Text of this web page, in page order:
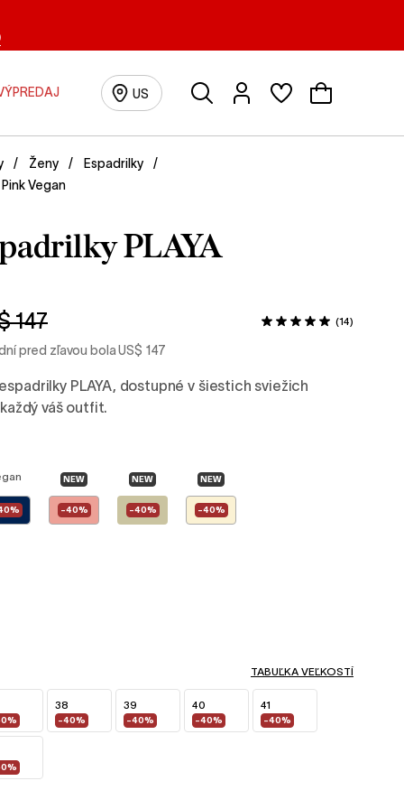
US VyhľadávaniePrihlásenie/Registrácia
Ženy
Espadrilky
Vegan
PLAYA
147 (14)
pred zľavou bola US$ 147
PLAYA, dostupné v šiestich sviežich
váš outfit.
-40%
NEW
-40%
NEW
-40%
NEW
TABUĽKA VEĽKOSTÍ
38
-40%
39
-40%
40
-40%
41
-40%